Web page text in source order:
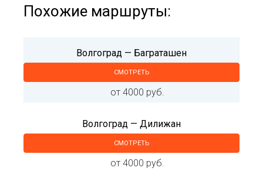
Похожие маршруты:
Волгоград — Баграташен
СМОТРЕТЬ
от 4000 руб.
Волгоград — Дилижан
СМОТРЕТЬ
от 4000 руб.